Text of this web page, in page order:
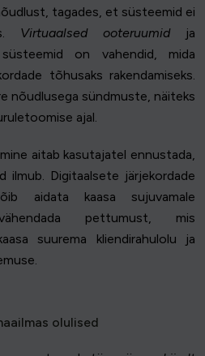
tagades, et süsteemid ei
Virtuaalsed ooteruumidja
süsteemid on vahendid, mida
tõhusaks rakendamiseks.
nõudlusega sündmuste, näiteks
ajal.
aitab kasutajatel ennustada,
ilmub. Digitaalsete järjekordade
aidata kaasa sujuvamale
pettumust, mis
suurema kliendirahulolu ja
olulised